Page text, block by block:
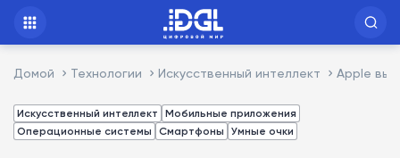
Домой Технологии Искусственный интеллект Apple
Искусственный интеллект Мобильные приложения
Операционные системы Смартфоны Умные очки